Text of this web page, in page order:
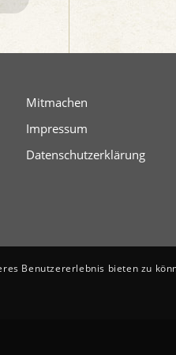
Mitmachen
Impressum
Datenschutzerklärung
Benutzererlebnis bieten zu